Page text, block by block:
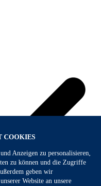
COOKIES
Anzeigen zu personalisieren,
zu können und die Zugriffe
geben wir
Website an unsere